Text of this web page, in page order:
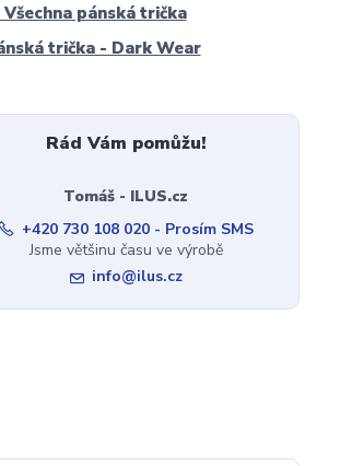
Všechna pánská trička
trička - Dark Wear
Rád Vám pomůžu!
Tomáš - ILUS.cz
+420 730 108 020 - Prosím SMS
Jsme většinu času ve výrobě
info@ilus.cz